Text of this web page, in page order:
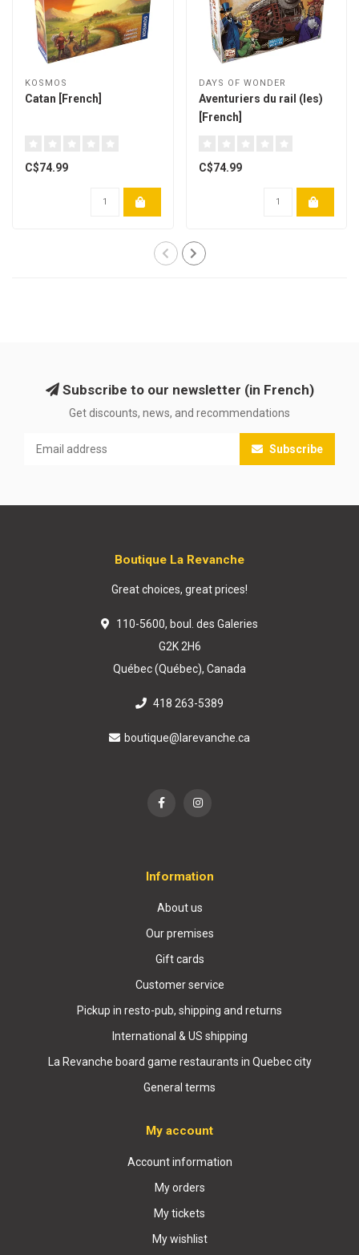
KOSMOS
Catan [French]
C$74.99
DAYS OF WONDER
Aventuriers du rail (les)
[French]
C$74.99
Subscribe to our newsletter (in French)
Get discounts, news, and recommendations
Subscribe
Boutique La Revanche
Great choices, great prices!
110-5600, boul. des Galeries
G2K 2H6
Québec (Québec), Canada
418 263-5389
boutique@larevanche.ca
Information
About us
Our premises
Gift cards
Customer service
Pickup in resto-pub, shipping and returns
International & US shipping
La Revanche board game restaurants in Quebec city
General terms
My account
Account information
My orders
My tickets
My wishlist